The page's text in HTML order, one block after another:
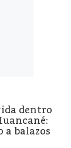
dentro
a balazos